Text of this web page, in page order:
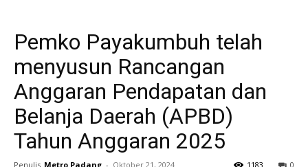
Pemko Payakumbuh telah
menyusun Rancangan
Anggaran Pendapatan dan
Belanja Daerah (APBD)
Tahun Anggaran 2025
Penulis Metro Padang - Oktober 21, 2024 0
1183